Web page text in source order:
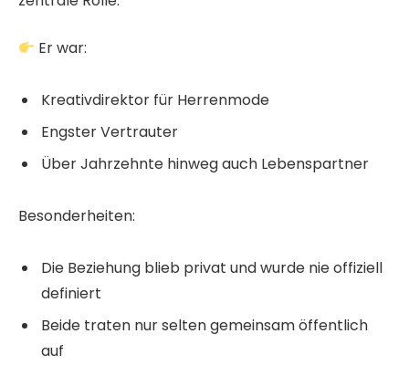
Er war:
Kreativdirektor für Herrenmode
Engster Vertrauter
Über Jahrzehnte hinweg auch Lebenspartner
Besonderheiten:
Die Beziehung blieb privat und wurde nie offiziell
definiert
Beide traten nur selten gemeinsam öffentlich
auf